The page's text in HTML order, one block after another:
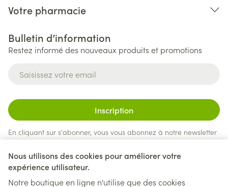
Nous utilisons des cookies pour améliorer votre
expérience utilisateur.
Notre boutique en ligne n'utilise que des cookies
Votre pharmacie
Bulletin d’information
Restez informé des nouveaux produits et promotions
Inscription
En cliquant sur s'abonner, vous vous abonnez à notre newsletter
et acceptez notrepolitique de confidentialité.